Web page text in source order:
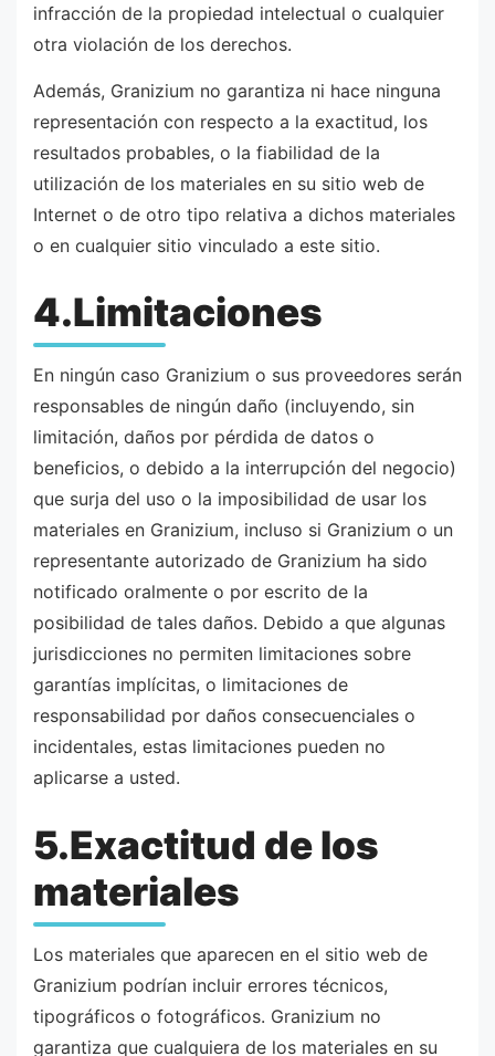
infracción de la propiedad intelectual o cualquier
otra violación de los derechos.
Además, Granizium no garantiza ni hace ninguna
representación con respecto a la exactitud, los
resultados probables, o la fiabilidad de la
utilización de los materiales en su sitio web de
Internet o de otro tipo relativa a dichos materiales
o en cualquier sitio vinculado a este sitio.
4.Limitaciones
En ningún caso Granizium o sus proveedores serán
responsables de ningún daño (incluyendo, sin
limitación, daños por pérdida de datos o
beneficios, o debido a la interrupción del negocio)
que surja del uso o la imposibilidad de usar los
materiales en Granizium, incluso si Granizium o un
representante autorizado de Granizium ha sido
notificado oralmente o por escrito de la
posibilidad de tales daños. Debido a que algunas
jurisdicciones no permiten limitaciones sobre
garantías implícitas, o limitaciones de
responsabilidad por daños consecuenciales o
incidentales, estas limitaciones pueden no
aplicarse a usted.
5.Exactitud de los
materiales
Los materiales que aparecen en el sitio web de
Granizium podrían incluir errores técnicos,
tipográficos o fotográficos. Granizium no
garantiza que cualquiera de los materiales en su